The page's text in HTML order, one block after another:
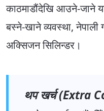
काठमाडौंदेखि आउने-जाने
बस्ने-खाने व्यवस्था,
अक्सिजन सिलिन्डर।
थप खर्च (Extra